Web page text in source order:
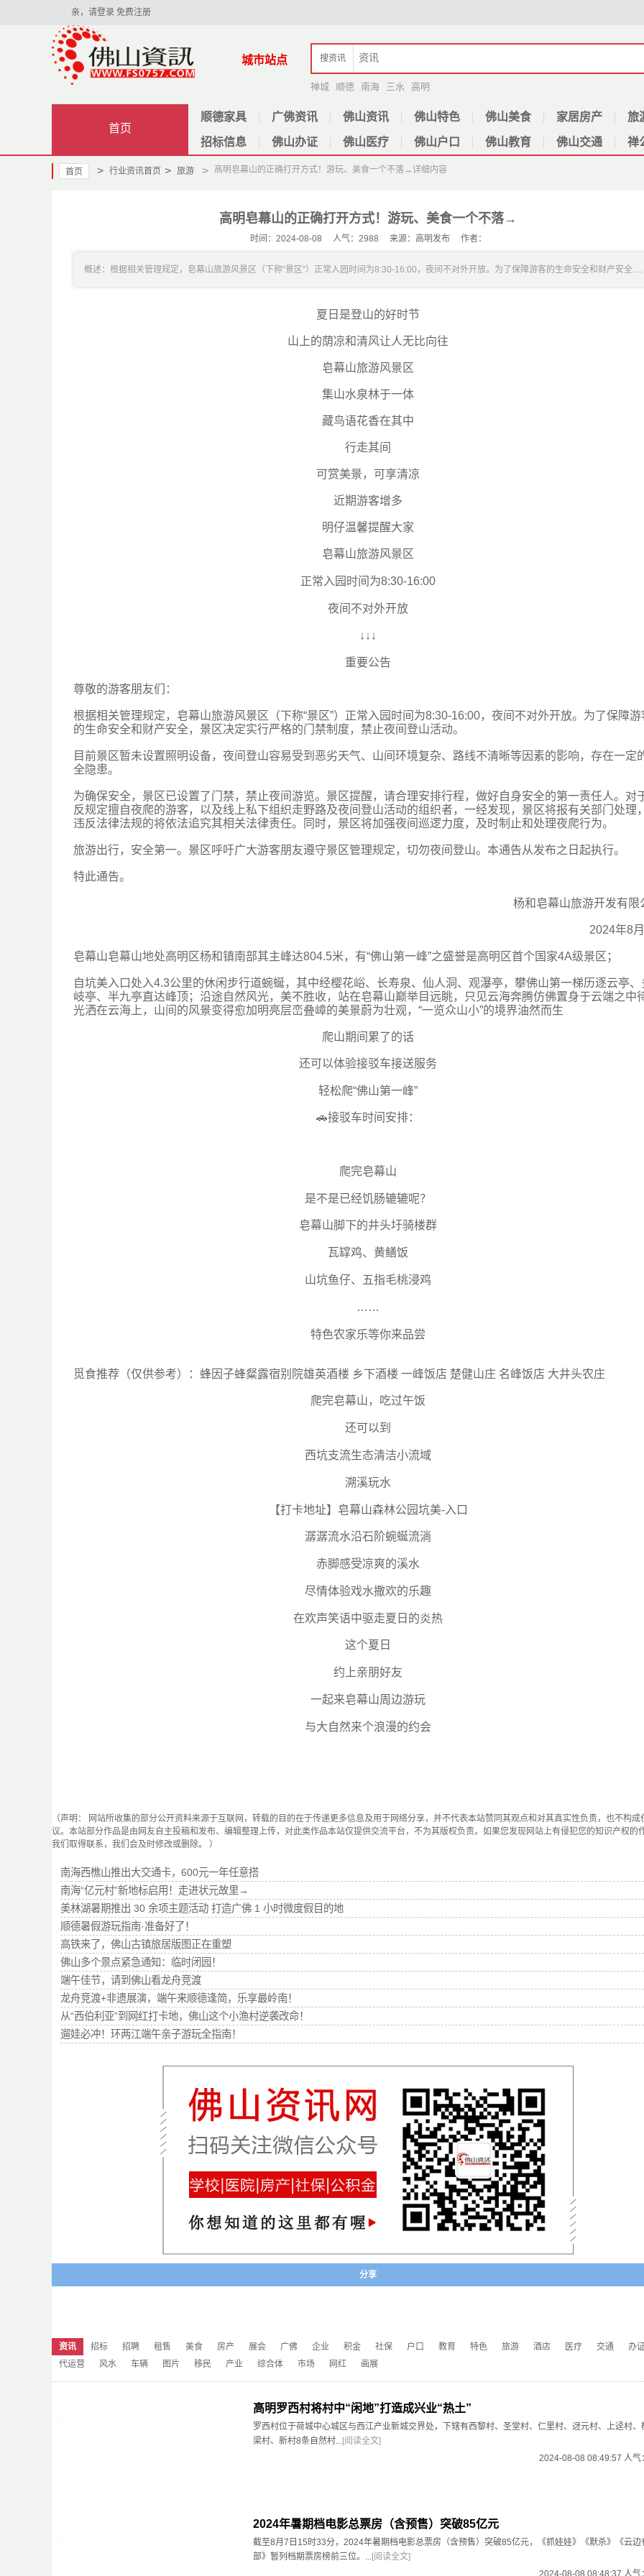
亲，请登录 免费注册
城市站点 搜资讯
禅城 顺德 南海 三水 高明
首页
顺德家具 广佛资讯 佛山资讯 佛山特色 佛山美食 家居房产 旅
招标信息 佛山办证 佛山医疗 佛山户口 佛山教育 佛山交通 禅
首页 > 行业资讯首页 > 旅游 > 高明皂幕山的正确打开方式！游玩、美食一个不落→详细内容
高明皂幕山的正确打开方式！游玩、美食一个不落→
时间：2024-08-08 人气：2988 来源：高明发布 作者：
概述：根据相关管理规定，皂幕山旅游风景区（下称“景区”）正常入园时间为8:30-16:00，夜间不对外开放。为了保障游客的生命安全和财产安全
夏日是登山的好时节
山上的荫凉和清风让人无比向往
皂幕山旅游风景区
集山水泉林于一体
藏鸟语花香在其中
行走其间
可赏美景，可享清凉
近期游客增多
明仔温馨提醒大家
皂幕山旅游风景区
正常入园时间为8:30-16:00
夜间不对外开放
↓↓↓
重要公告
尊敬的游客朋友们：
根据相关管理规定，皂幕山旅游风景区（下称“景区”）正常入园时间为8:30-16:00，夜间不对外开放。为了保障游
的生命安全和财产安全，景区决定实行严格的门禁制度，禁止夜间登山活动。
目前景区暂未设置照明设备，夜间登山容易受到恶劣天气、山间环境复杂、路线不清晰等因素的影响，存在一定
全隐患。
为确保安全，景区已设置了门禁，禁止夜间游览。景区提醒，请合理安排行程，做好自身安全的第一责任人。对
反规定擅自夜爬的游客，以及线上私下组织走野路及夜间登山活动的组织者，一经发现，景区将报有关部门处理
违反法律法规的将依法追究其相关法律责任。同时，景区将加强夜间巡逻力度，及时制止和处理夜爬行为。
旅游出行，安全第一。景区呼吁广大游客朋友遵守景区管理规定，切勿夜间登山。本通告从发布之日起执行。
特此通告。
杨和皂幕山旅游开发有限
2024年8
皂幕山皂幕山地处高明区杨和镇南部其主峰达804.5米， 有“佛山第一峰”之盛誉是高明区首个国家4A级景区；
自坑美入口处入4.3公里的休闲步行道蜿蜒， 其中经樱花峪、长寿泉、仙人洞、观瀑亭， 攀佛山第一梯历逐云亭、
岐亭、半九亭直达峰顶； 沿途自然风光，美不胜收， 站在皂幕山巅举目远眺， 只见云海奔腾仿佛置身于云端之中
光洒在云海上， 山间的风景变得愈加明亮层峦叠嶂的美景蔚为壮观， “一览众山小”的境界油然而生
爬山期间累了的话
还可以体验接驳车接送服务
轻松爬“佛山第一峰”
🚗接驳车时间安排：
爬完皂幕山
是不是已经饥肠辘辘呢？
皂幕山脚下的井头圩骑楼群
瓦罉鸡、黄鳝饭
山坑鱼仔、五指毛桃浸鸡
……
特色农家乐等你来品尝
觅食推荐（仅供参考）：蜂因子蜂粲露宿别院雄英酒楼 乡下酒楼 一峰饭店 楚健山庄 名峰饭店 大井头农庄
爬完皂幕山，吃过午饭
还可以到
西坑支流生态清洁小流域
溯溪玩水
【打卡地址】皂幕山森林公园坑美-入口
潺潺流水沿石阶蜿蜒流淌
赤脚感受凉爽的溪水
尽情体验戏水撒欢的乐趣
在欢声笑语中驱走夏日的炎热
这个夏日
约上亲朋好友
一起来皂幕山周边游玩
与大自然来个浪漫的约会
（声明： 网站所收集的部分公开资料来源于互联网，转载的目的在于传递更多信息及用于网络分享，并不代表本站赞同其观点和对其真实性负责，也不构成
议。本站部分作品是由网友自主投稿和发布、编辑整理上传，对此类作品本站仅提供交流平台，不为其版权负责。如果您发现网站上有侵犯您的知识产权的
我们取得联系，我们会及时修改或删除。 ）
南海西樵山推出大交通卡，600元一年任意搭
南海“亿元村”新地标启用！走进状元故里→
美林湖暑期推出 30 余项主题活动 打造广佛 1 小时微度假目的地
顺德暑假游玩指南·准备好了！
高铁来了，佛山古镇旅居版图正在重塑
佛山多个景点紧急通知：临时闭园！
端午佳节，请到佛山看龙舟竞渡
龙舟竞渡+非遗展演，端午来顺德逢简，乐享最岭南！
从“西伯利亚”到网红打卡地，佛山这个小渔村逆袭改命！
遛娃必冲！环两江端午亲子游玩全指南！
分享
资讯 招标 招聘 租售 美食 房产 展会 广佛 企业 积金 社保 户口 教育 特色 旅游 酒店 医疗 交通
办
代运营
风水 车辆 图片 移民 产业 综合体 市场 网红 画展
高明罗西村将村中“闲地”打造成兴业“热土”
罗西村位于荷城中心城区与西江产业新城交界处，下辖有西黎村、圣堂村、仁里村、迓元村、上迳村、
梁村、新村8条自然村...[阅读全文]
2024-08-08 08:49:57 人气
2024年暑期档电影总票房（含预售）突破85亿元
截至8月7日15时33分，2024年暑期档电影总票房（含预售）突破85亿元，《抓娃娃》《默杀》《云边
部》暂列档期票房榜前三位。...[阅读全文]